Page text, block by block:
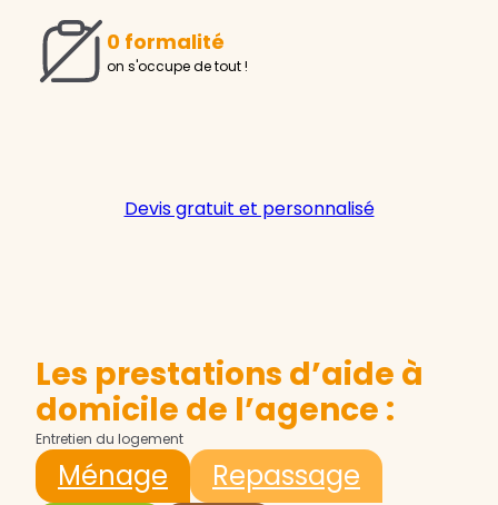
0 formalité
on s'occupe de tout !
Devis gratuit et personnalisé
Les prestations d’aide à
domicile de l’agence :
Entretien du logement
Ménage
Repassage